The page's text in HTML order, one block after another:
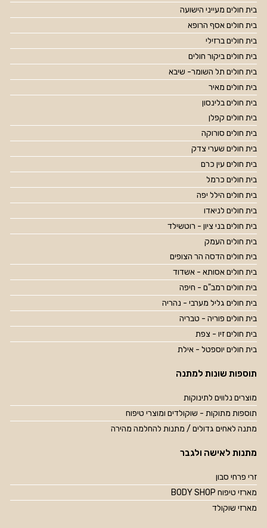
בית חולים מעייני הישועה
בית חולים אסף הרופא
בית חולים ברזילי
בית חולים ביקור חולים
בית חולים תל השומר- שיבא
בית חולים מאיר
בית חולים בלינסון
בית חולים קפלן
בית חולים סורוקה
בית חולים שערי צדק
בית חולים עין כרם
בית חולים כרמל
בית חולים הילל יפה
בית חולים לניאדו
בית חולים בני ציון - רוטשילד
בית חולים העמק
בית חולים הדסה הר הצופים
בית חולים אסותא - אשדוד
בית חולים רמב"ם - חיפה
בית חולים גליל מערבי - נהריה
בית חולים פוריה - טבריה
בית חולים זיו - צפת
בית חולים יוספטל - אילת
תוספות שונות למתנה
מוצרים נלווים לתינוקות
תוספות מתוקות - שוקולדים ומוצרי טיפוח
מתנה לאחים גדולים / מתנות להחלמה מהירה
מתנות לאישה ולגבר
זרי פרחי סבון
מארזי טיפוח BODY SHOP
מארזי שוקולד